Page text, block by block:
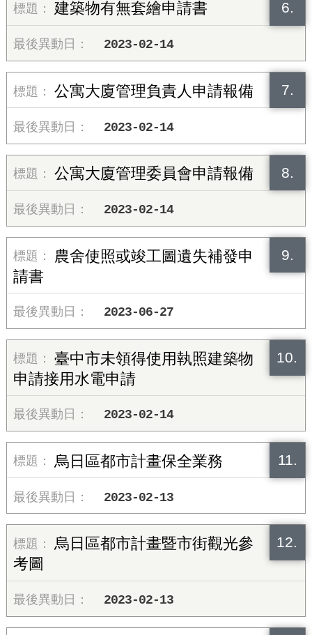
6.
建築物有無套繪申請書
2023-02-14
7.
公寓大廈管理負責人申請報備
2023-02-14
8.
公寓大廈管理委員會申請報備
2023-02-14
9.
農舍使照或竣工圖遺失補發申
請書
2023-06-27
10.
臺中市未領得使用執照建築物
申請接用水電申請
2023-02-14
11.
烏日區都市計畫保全業務
2023-02-13
12.
烏日區都市計畫暨市街觀光參
考圖
2023-02-13